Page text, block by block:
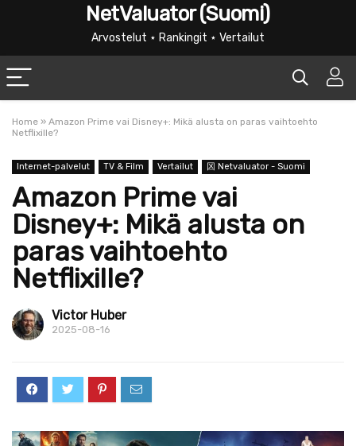
NetValuator (Suomi)
Arvostelut ⋆ Rankingit ⋆ Vertailut
Home » Amazon Prime vai Disney+: Mikä alusta on paras vaihtoehto
Netflixille?
Internet-palvelut TV & Film Vertailut 龱 Netvaluator - Suomi
Amazon Prime vai
Disney+: Mikä alusta on
paras vaihtoehto
Netflixille?
Victor Huber
2025-08-16